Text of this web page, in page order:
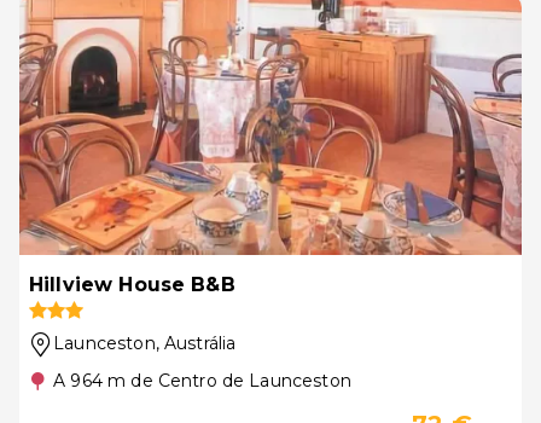
Hillview House B&B
Launceston, Austrália
A 964 m de Centro de Launceston